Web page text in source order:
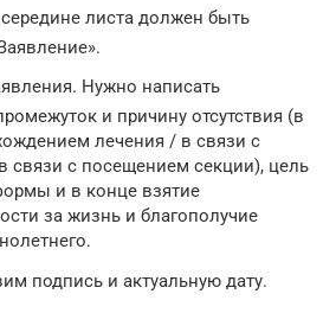
листа должен быть
Нужно написать
и причину отсутствия (в
лечения / в связи с
связи с посещением секции), цель
и в конце взятие
за жизнь и благополучие
подпись и актуальную дату.